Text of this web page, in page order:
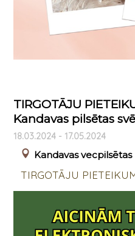
TIRGOTĀJU
Kandavas pilsētas
18.03.2024 - 17.05.2024
Kandavas
TIRGOTĀJU